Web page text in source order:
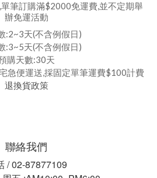
筆訂購滿$2000免運費,並不定期舉
辦免運活動
:2~3天(不含例假日)
:3~5天(不含例假日)
購天數:30天
急便運送,採固定單筆運費$100計費
退換貨政策
聯絡我們
/ 02-87877109